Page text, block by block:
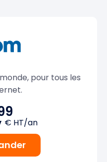
monde, pour tous les
€ HT/an